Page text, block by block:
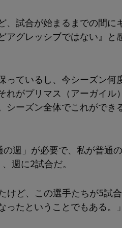
、試合が始まるまでの間に
グレッシブではない』と
っているし、今シーズン何
れがプリマス（アーガイル
シーズン全体でこれができ
の週」が必要で、私が普通
週に2試合だ。
けど、この選手たちが5試
たということでもある。」